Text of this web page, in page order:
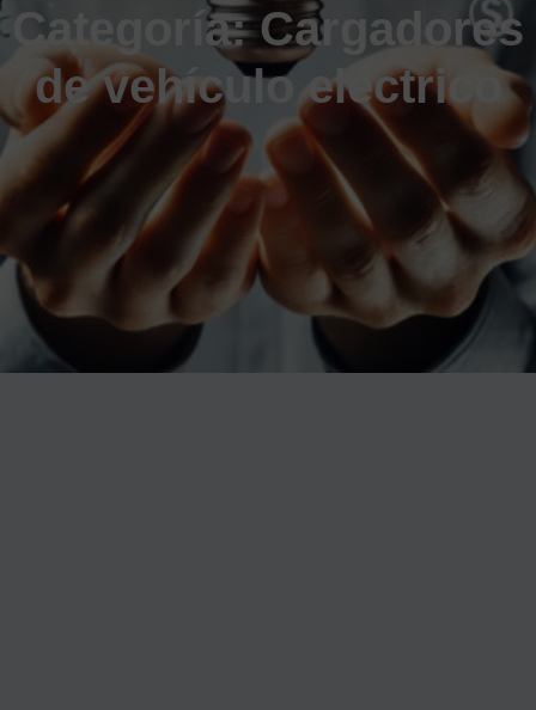
Categoría:Cargadores
de vehículo eléctrico